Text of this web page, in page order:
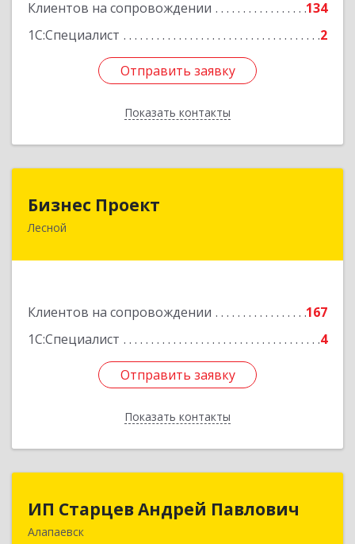
Клиентов на сопровождении
134
1С:Специалист
2
Отправить заявку
Показать контакты
Отправить заявку
Назад
Бизнес Проект
Лесной
Клиентов на сопровождении
167
1С:Специалист
4
Отправить заявку
Показать контакты
624200, Свердловская обл, Лесной г, Сиротина
Отправить заявку
Назад
ИП Старцев Андрей Павлович
Алапаевск
ИП Старцев Андрей Павлович
624601, Свердловская обл, Алапаевск г,